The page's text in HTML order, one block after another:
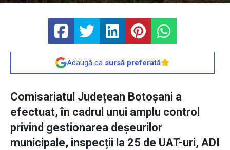
Adaugă ca sursă preferată
Comisariatul Județean Botoșani a
efectuat, în cadrul unui amplu control
privind gestionarea deșeurilor
municipale, inspecții la 25 de UAT-uri, ADI